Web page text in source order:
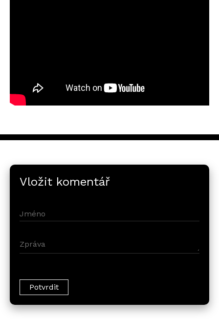
Vložit komentář